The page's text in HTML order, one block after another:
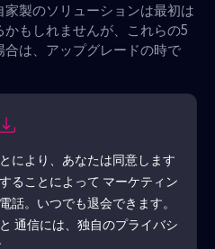
製のソリューションは最初は
もしれませんが、これらの5
は、アップグレードの時で
により、あなたは同意します
ることによって マーケティン
話。いつでも退会できます。
通信には、独自のプライバシ